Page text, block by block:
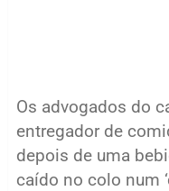
Os advogados do
entregador de
depois de uma
caído no colo num